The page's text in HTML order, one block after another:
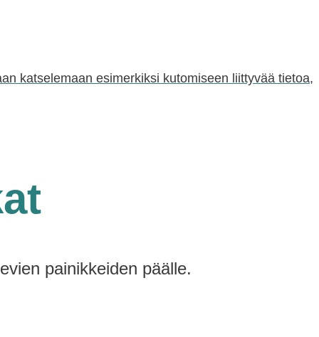
katselemaan esimerkiksi kutomiseen liittyvää tietoa,
painikkeiden päälle.